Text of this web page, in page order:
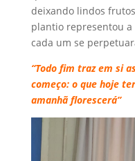
deixando lindos
plantio representou a
cada um se
“Todo fim traz em si
começo: o que hoje
amanhã florescerá”